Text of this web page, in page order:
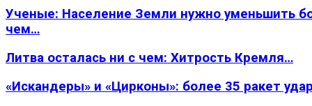
Ученые: Население Земли нужно уменьшить
чем…
Литва осталась ни с чем: Хитрость Кремля…
«Искандеры» и «Цирконы»: более 35 ракет